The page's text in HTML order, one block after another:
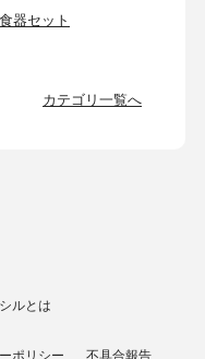
食器セット
カテゴリ一覧へ
ルとは
ポリシー 不具合報告